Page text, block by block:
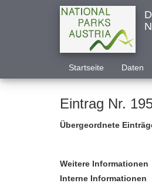
Startseite Daten
Eintrag Nr.
Übergeordnete
Weitere Informationen
Interne Informationen